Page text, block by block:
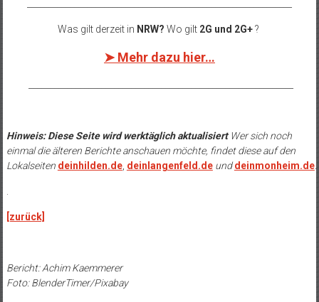
Was gilt derzeit in NRW? Wo gilt 2G und 2G+?
➤ Mehr dazu hier…
Hinweis: Diese Seite wird werktäglich aktualisiert Wer sich noch
einmal die älteren Berichte anschauen möchte, findet diese auf den
Lokalseiten deinhilden.de, deinlangenfeld.deunddeinmonheim.de.
.
[zurück]
Bericht: Achim Kaemmerer
Foto: BlenderTimer/Pixabay